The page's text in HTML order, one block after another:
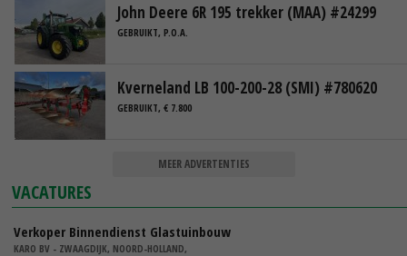
John Deere 6R 195 trekker (MAA) #24299
GEBRUIKT, P.O.A.
Kverneland LB 100-200-28 (SMI) #780620
GEBRUIKT, € 7.800
MEER ADVERTENTIES
VACATURES
Verkoper Binnendienst Glastuinbouw
KARO BV - ZWAAGDIJK, NOORD-HOLLAND,